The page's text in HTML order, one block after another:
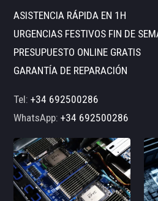
ASISTENCIA RÁPIDA EN 1H
URGENCIAS FESTIVOS FIN DE
PRESUPUESTO ONLINE GRATIS
GARANTÍA DE REPARACIÓN
Tel:+34 692500286
WhatsApp:+34 692500286